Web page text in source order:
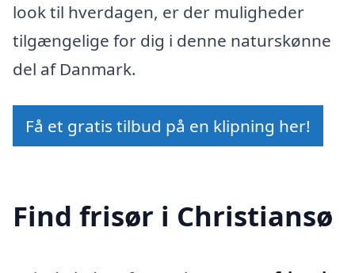
look til hverdagen, er der muligheder
tilgængelige for dig i denne naturskønne
del af Danmark.
Få et gratis tilbud på en klipning her!
Find frisør i Christiansø